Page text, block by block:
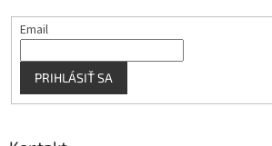
Email
PRIHLÁSIŤ SA